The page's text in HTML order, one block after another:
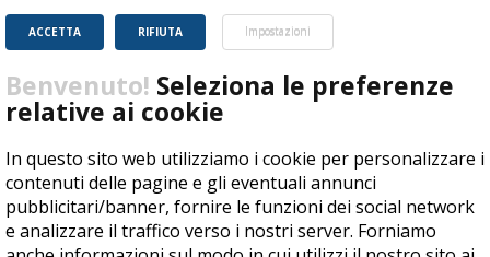
RIFIUTA
ACCETTA Impostazioni
Benvenuto! Seleziona le preferenze
relative ai cookie
In questo sito web utilizziamo i cookie per personalizzare i
contenuti delle pagine e gli eventuali annunci
pubblicitari/banner, fornire le funzioni dei social network
e analizzare il traffico verso i nostri server. Forniamo
QSA S.r.l.
FIEMME (TN)
P.IVA: 01670340221 - Tel. 0461.950720
www.qsa.it
Realizzato con la piattaforma e-Learning DynDevice LCMS